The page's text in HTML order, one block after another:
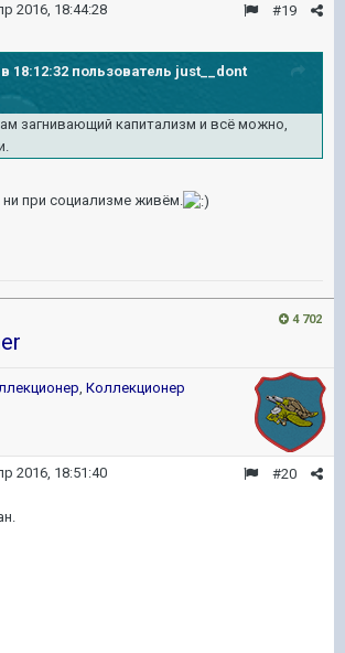
#19
2016, 18:44:28
в 18:12:32 пользователь just__dont
загнивающий капитализм и всё можно,
при социализме живём.
4 702
, Коллекционер
#20
2016, 18:51:40